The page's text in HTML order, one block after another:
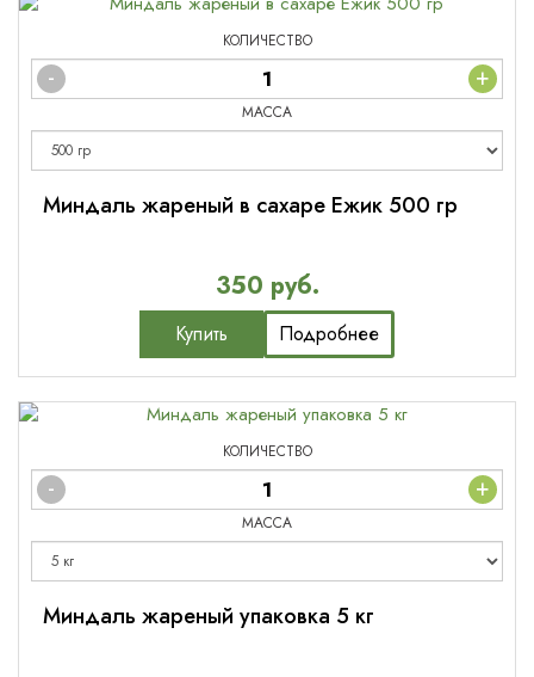
КОЛИЧЕСТВО
- +
МАССА
Миндаль жареный в сахаре Ежик 500 гр
350 руб.
Купить Подробнее
КОЛИЧЕСТВО
- +
МАССА
Миндаль жареный упаковка 5 кг